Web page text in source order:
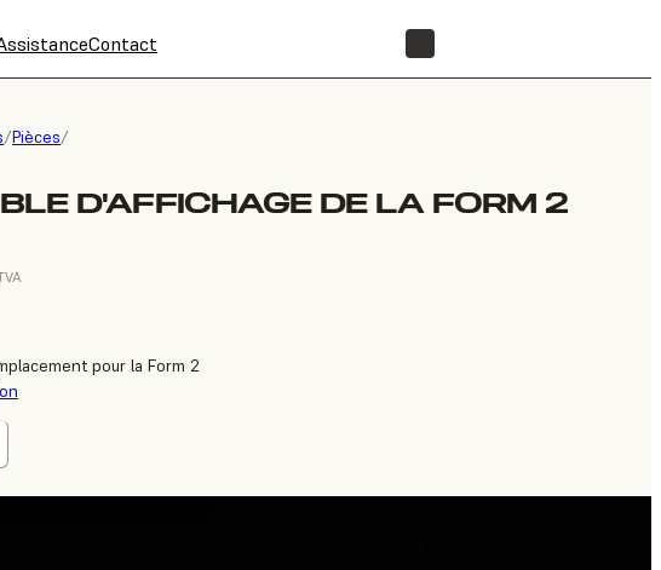
Contact
/Pièces/
D'AFFICHAGE DE LA FORM 2
pour la Form 2